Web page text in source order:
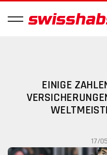
EINIGE
17/